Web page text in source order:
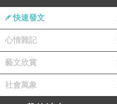
多不？
須菩提言：甚多，
德即非福德性，是
若復有人於此經中
為他人說，其福
提！一切諸佛及諸
快速發文
心情雜記
藝文欣賞
社會萬象